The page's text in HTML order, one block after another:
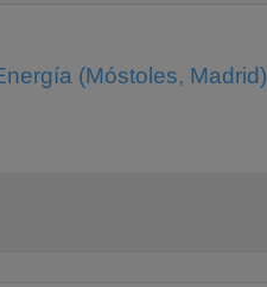
(Móstoles, Madrid)